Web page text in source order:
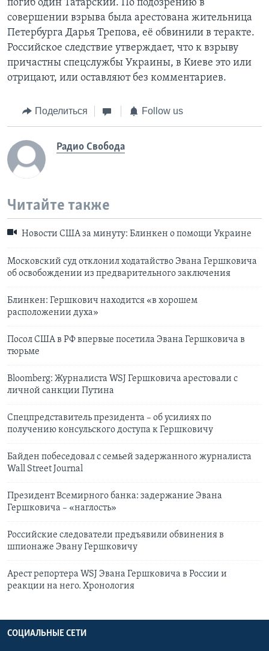
погиб один Татарский. По подозрению в
совершении взрыва была арестована жительница
Петербурга Дарья Трепова, её обвинили в теракте.
Российское следствие утверждает, что к взрыву
причастны спецслужбы Украины, в Киеве это или
отрицают, или оставляют без комментариев.
Поделиться Follow us
Радио Свобода
Читайте также
Новости США за минуту: Блинкен о помощи Украине
Московский суд отклонил ходатайство Эвана Гершковича
об освобождении из предварительного заключения
Блинкен: Гершкович находится «в хорошем
расположении духа»
Посол США в РФ впервые посетила Эвана Гершковича в
тюрьме
Bloomberg: Журналиста WSJ Гершковича арестовали с
личной санкции Путина
Спецпредставитель президента – об усилиях по
получению консульского доступа к Гершковичу
Байден побеседовал с семьей задержанного журналиста
Wall Street Journal
Президент Всемирного банка: задержание Эвана
Гершковича – «наглость»
Российские следователи предъявили обвинения в
шпионаже Эвану Гершковичу
Арест репортера WSJ Эвана Гершковича в России и
реакции на него. Хронология
СОЦИАЛЬНЫЕ СЕТИ